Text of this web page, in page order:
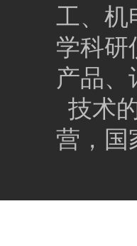
工、机
学科研
产品、
技术
营，国